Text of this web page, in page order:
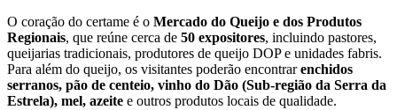
O coração do certame é o Mercado do Queijo e dos Produtos
Regionais, que reúne cerca de 50 expositores, incluindo pastores,
queijarias tradicionais, produtores de queijo DOP e unidades fabris.
Para além do queijo, os visitantes poderão encontrarenchidos
serranos, pão de centeio, vinho do Dão (Sub-região da Serra da
Estrela), mel, azeite e outros produtos locais de qualidade.